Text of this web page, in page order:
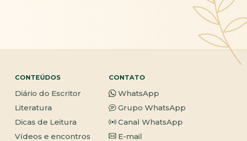
CONTEÚDOS
Diário do Escritor
Literatura
Dicas de Leitura
Vídeos e encontros
CONTATO
WhatsApp
Grupo WhatsApp
Canal WhatsApp
E-mail